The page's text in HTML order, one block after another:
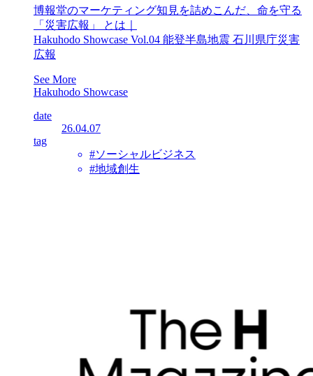
博報堂のマーケティング知見を詰めこんだ、命を守る
「災害広報」 とは｜
Hakuhodo Showcase Vol.04 能登半島地震 石川県庁災害
広報
See More
Hakuhodo Showcase
date
26.04.07
tag
#ソーシャルビジネス
#地域創生